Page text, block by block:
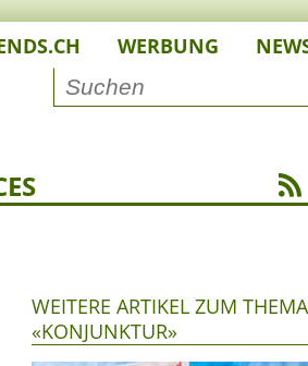
WERBUNG
WEITERE ARTIKEL ZUM THEMA
«KONJUNKTUR»